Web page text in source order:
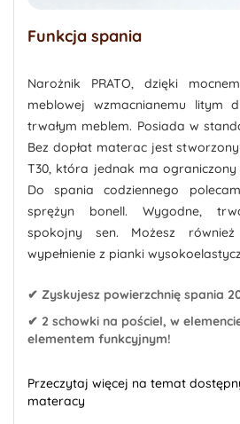
Funkcja spania
Narożnik PRATO, dzięki
meblowej wzmacnianemu litym
trwałym meblem. Posiada w
Bez dopłat materac jest
T30, która jednak ma ograniczony
Do spania codziennego
sprężyn bonell. Wygodne,
spokojny sen. Możesz
wypełnienie z pianki
✔ Zyskujesz powierzchnię spania
✔ 2 schowki na pościel, w
elementem funkcyjnym!
Przeczytaj więcej na temat
materacy